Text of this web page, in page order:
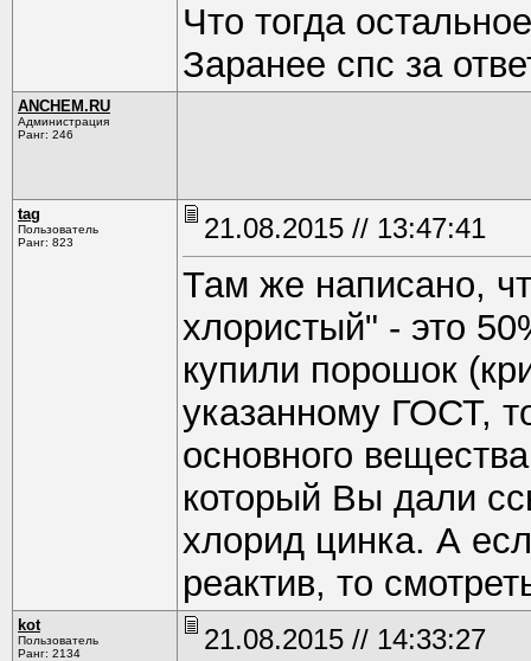
Что тогда
Заранее спс за
ANCHEM.RU
Администрация
Ранг: 246
tag
Пользователь
Ранг: 823
21.08.2015 // 13:47:41
Там же написано,
хлористый" - это
купили порошок
указанному ГОСТ,
основного
который Вы дали
хлорид цинка. А
реактив, то
kot
Пользователь
Ранг: 2134
21.08.2015 // 14:33:27